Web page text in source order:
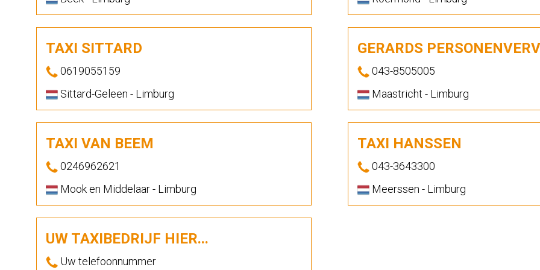
TAXI SITTARD
0619055159
Sittard-Geleen - Limburg
GERARDS
043-8505005
Maastricht - Limburg
TAXI VAN BEEM
0246962621
Mook en Middelaar - Limburg
TAXI HANSSEN
043-3643300
Meerssen - Limburg
UW TAXIBEDRIJF HIER...
Uw telefoonnummer